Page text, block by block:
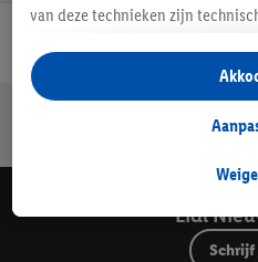
Veilig
Lidl
Schrijf
van deze technieken zijn
opslaan van
analyseren van statistieken of
gepersonaliseerde reclame
gegevens over jouw
Als je hier toestemming geeft
van reclame en als je vervolgens